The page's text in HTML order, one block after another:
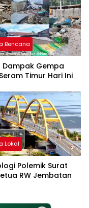
Bencana
Dampak Gempa
Timur Hari Ini
Lokal
Polemik Surat
RW Jembatan